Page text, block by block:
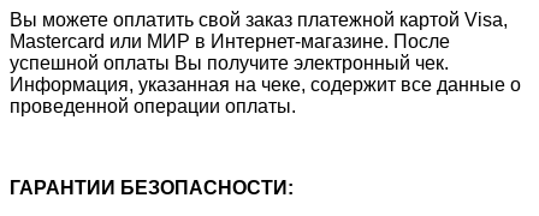
Вы можете оплатить свой заказ платежной картой Visa,
Mastercard или МИР в Интернет-магазине. После
успешной оплаты Вы получите электронный чек.
Информация, указанная на чеке, содержит все данные о
проведенной операции оплаты.
ГАРАНТИИ БЕЗОПАСНОСТИ: